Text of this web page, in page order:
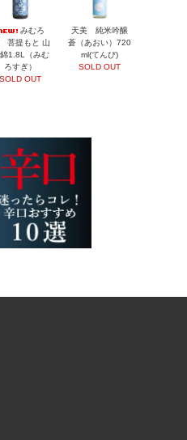
みむろ
菩提もと 山
1.8L（みむ
ろすぎ）
SOLD OUT
天美 純米吟醸
蒼（あおい）720
ml(てんび)
SOLD OUT